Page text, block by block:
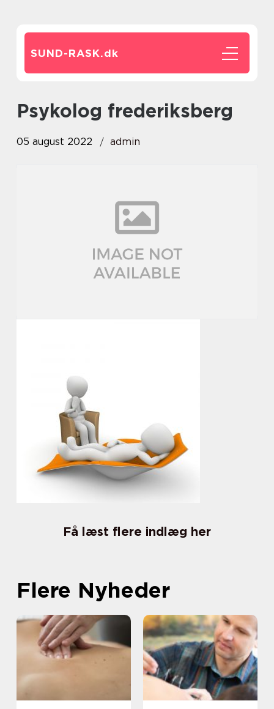
SUND-RASK.dk
psykolog frederiksberg
05 august 2022 admin
Få læst flere indlæg her
Flere Nyheder